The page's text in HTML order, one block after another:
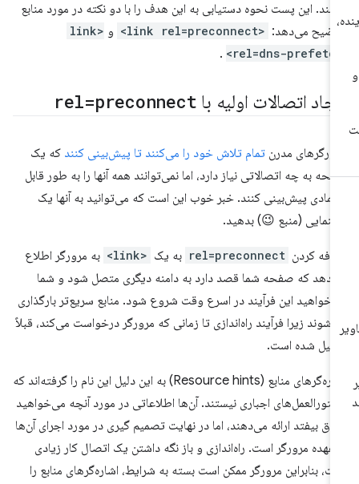
این پست نحوه دستیابی به این هدف را با دو نکته در مورد منابع
می‌دهد: <link rel=preconnect> و
<link
rel=dns-
.
اتصالات اولیه با rel=preconnect
مدرنتمام تلاش خود را می‌کنند تا پیش‌بینی کنندکه یک
به چه اتصالاتی نیاز دارد، اما نمی‌توانند همه آنها را به طور قابل
پیش‌بینی کنند. خبر خوب این است که می‌توانید به آنها یک
(منبع 😉) بدهید.
کردن rel=preconnect به یک <link>
به مرورگر اطلاع
که صفحه شما قصد دارد به دامنه دیگری متصل شود و شما
این فرآیند در اسرع وقت شروع شود. منابع سریع‌تر بارگذاری
زیرا فرآیند راه‌اندازی تا زمانی که مرورگر درخواست می‌کند، قبلاً
شده است.
اشاره‌گرهای منابع (Resource hints) به این دلیل این نام را گرفته‌اند که
اجباری نیستند. آن‌ها اطلاعاتی در مورد آنچه می‌خواهید
بیفتد ارائه می‌دهند، اما در نهایت تصمیم گیری در مورد اجرای آن‌ها
عهده مرورگر است. راه‌اندازی و باز نگه داشتن یک اتصال کار زیادی
بنابراین مرورگر ممکن است بسته به شرایط، اشاره‌گرهای منابع را